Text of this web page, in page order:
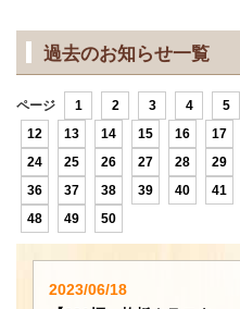
過去のお知らせ一覧
ページ 1 2 3 4 5
12
13 14 15 16 17
24
25 26 27 28 29
36
37 38 39 40 41
48
49 50
2023/06/18